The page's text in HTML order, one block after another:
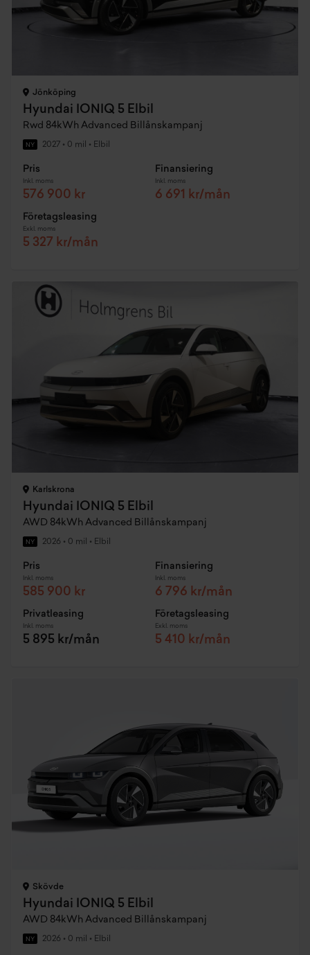
Jönköping
Hyundai IONIQ 5 Elbil
Rwd 84kWh Advanced Billånskampanj
NY 2027 • 0 mil • Elbil
Pris
Inkl. moms
576 900 kr
Finansiering
Inkl. moms
6 691 kr/mån
Företagsleasing
Exkl. moms
5 327 kr/mån
Karlskrona
Hyundai IONIQ 5 Elbil
AWD 84kWh Advanced Billånskampanj
NY 2026 • 0 mil • Elbil
Pris
Inkl. moms
585 900 kr
Finansiering
Inkl. moms
6 796 kr/mån
Privatleasing
Inkl. moms
5 895 kr/mån
Företagsleasing
Exkl. moms
5 410 kr/mån
Skövde
Hyundai IONIQ 5 Elbil
AWD 84kWh Advanced Billånskampanj
NY 2026 • 0 mil • Elbil